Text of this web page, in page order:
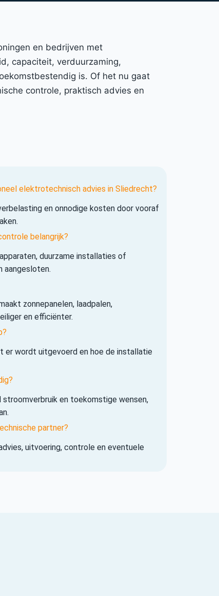
en bedrijven met
capaciteit, verduurzaming,
is. Of het nu gaat
controle, praktisch advies en
elektrotechnisch advies in Sliedrecht?
en onnodige kosten door vooraf
belangrijk?
duurzame installaties of
aangesloten.
zonnepanelen, laadpalen,
en efficiënter.
er wordt uitgevoerd en hoe de installatie
stroomverbruik en toekomstige wensen,
partner?
uitvoering, controle en eventuele